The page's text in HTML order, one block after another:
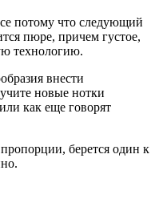
потому что следующий
пюре, причем густое,
технологию.
внести
новые нотки
как еще говорят
берется один к